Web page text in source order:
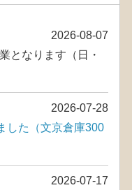
2026-08-07
となります（日・
2026-07-28
た（文京倉庫300
2026-07-17